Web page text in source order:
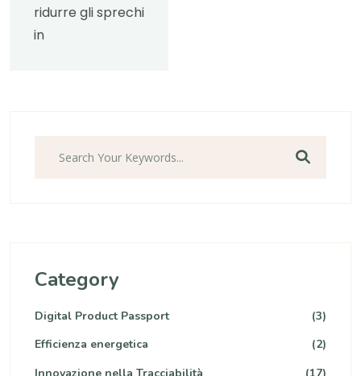
ridurre gli sprechi
in
Category
Digital Product Passport
(3)
Efficienza energetica
(2)
Innovazione nella Tracciabilità
(17)